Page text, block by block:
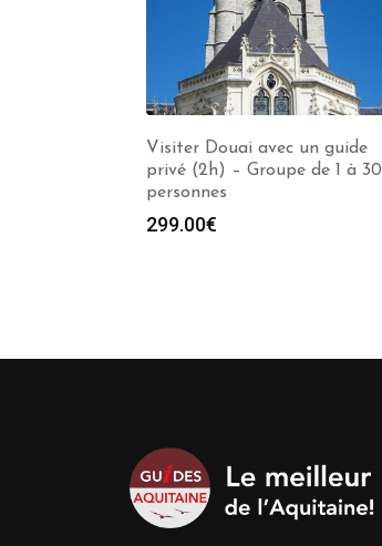
Visiter Douai avec un guide
privé (2h) – Groupe de 1 à 30
personnes
299.00€